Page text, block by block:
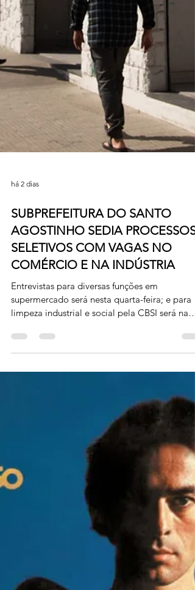
há 2 dias
SUBPREFEITURA DO SANTO
AGOSTINHO SEDIA PROCESSOS
limpeza industrial e social pela CBSI será na
quinta-feira Foto: Cris Oliveira/Secom-PMVR A
Subprefeitura do Santo Agostinho, em Volta
Redonda, vai sediar processos seletivos para
vagas de emprego no comércio e na indústria.
A Rede Supermarket de supermercados, em
parceria com o Sine (Sistema Nacional de
Emprego), vai entrevistar, nesta quarta-feira
(05/08), às 14h, candidatos para diversas funç